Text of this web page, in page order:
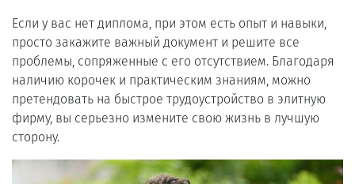
Если у вас нет диплома, при этом есть опыт и навыки,
просто закажите важный документ и решите все
проблемы, сопряженные с его отсутствием. Благодаря
наличию корочек и практическим знаниям, можно
претендовать на быстрое трудоустройство в элитную
фирму, вы серьезно измените свою жизнь в лучшую
сторону.